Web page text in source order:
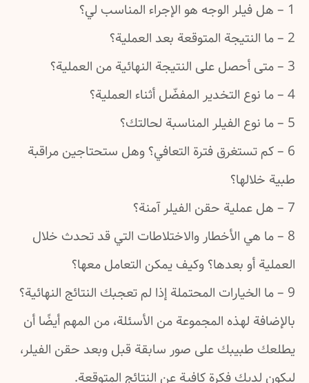
تستغرق فترة التعافي؟ وهل ستحتاجين مراقبة
هي الأخطار والاختلاطات التي قد تحدث خلال
أو بعدها؟ وكيف يمكن التعامل معها؟
لهذه المجموعة من الأسئلة، من المهم أيضًا أن
على صور سابقة قبل وبعد حقن الفيلر،
فكرة كافية عن النتائج المتوقعة.